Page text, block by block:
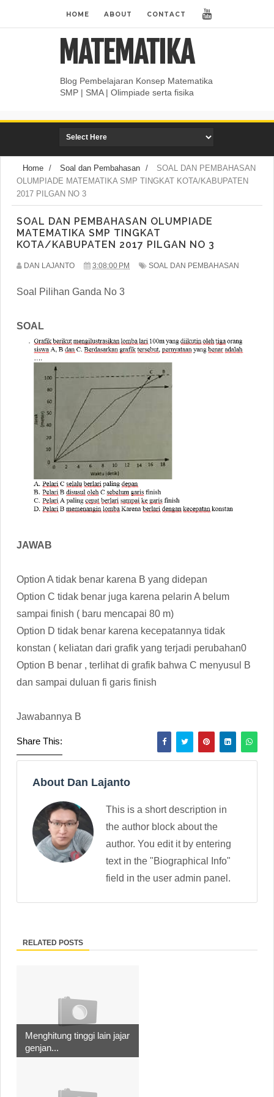
HOME ABOUT CONTACT
MATEMATIKA
Blog Pembelajaran Konsep Matematika
SMP | SMA | Olimpiade serta fisika
Home / Soal dan Pembahasan /
SOAL DAN PEMBAHASAN
OLUMPIADE MATEMATIKA SMP TINGKAT KOTA/KABUPATEN
2017 PILGAN NO 3
SOAL DAN PEMBAHASAN OLUMPIADE
MATEMATIKA SMP TINGKAT
KOTA/KABUPATEN 2017 PILGAN NO 3
DAN LAJANTO 3:08:00 PM SOAL DAN PEMBAHASAN
Soal Pilihan Ganda No 3
SOAL
JAWAB
Option A tidak benar karena B yang didepan
Option C tidak benar juga karena pelarin A belum
sampai finish ( baru mencapai 80 m)
Option D tidak benar karena kecepatannya tidak
konstan ( keliatan dari grafik yang terjadi perubahan0
Option B benar , terlihat di grafik bahwa C menyusul B
dan sampai duluan fi garis finish
Jawabannya B
Share This:
About Dan Lajanto
This is a short description in
the author block about the
author. You edit it by entering
text in the "Biographical Info"
field in the user admin panel.
RELATED POSTS
Menghitung tinggi lain jajar
genjan...